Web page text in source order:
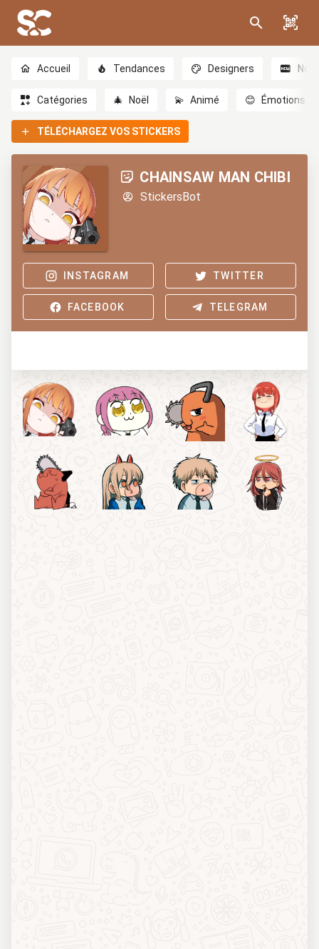
Accueil Tendances Designers
Catégories 🎄 Noël 💫 Animé 😊 Émotions
TÉLÉCHARGEZ VOS STICKERS
CHAINSAW MAN CHIBI
StickersBot
INSTAGRAM TWITTER
FACEBOOK TELEGRAM